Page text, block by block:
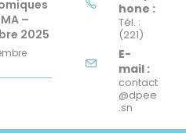
–
2025
hone :
Tél. :
(221)
E-
mail :
contact
@dpee
.sn